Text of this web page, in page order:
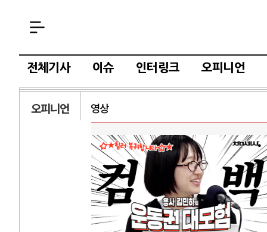
전체기사 이슈 인터링크 오피니언
오피니언 영상